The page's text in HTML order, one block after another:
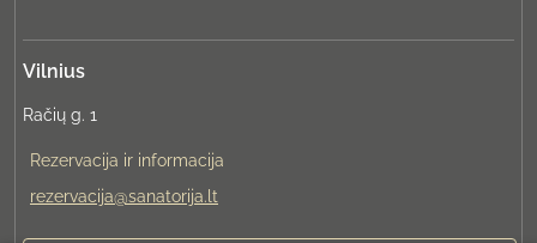
Vilnius
Račių g. 1
Rezervacija ir informacija
rezervacija@sanatorija.lt